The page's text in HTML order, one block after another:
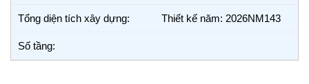
Tổng diện tích xây dựng: Thiết kế năm: 2026NM143
Số tầng: